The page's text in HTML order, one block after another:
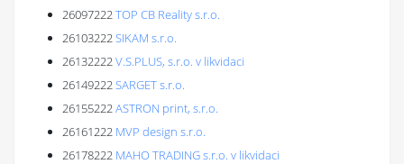
26097222TOP CB Reality s.r.o.
26103222SIKAM s.r.o.
26132222V.S.PLUS, s.r.o. v likvidaci
26149222SARGET s.r.o.
26155222ASTRON print, s.r.o.
26161222 MVP design s.r.o.
26178222 MAHO TRADING s.r.o. v likvidaci